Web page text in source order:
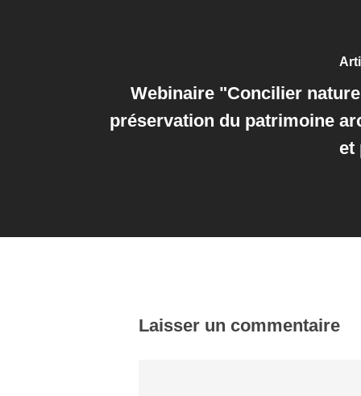
Webinaire "Concilier
préservation du patrimoine
et
Laisser un commentaire